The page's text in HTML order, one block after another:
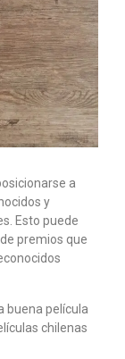
a
y
Esto puede
premios que
buena película
chilenas